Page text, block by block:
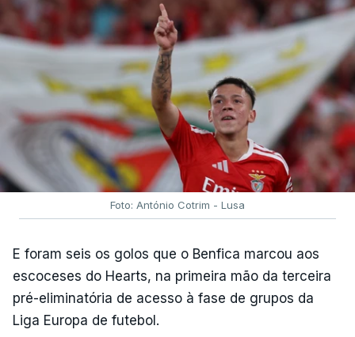
Foto: António Cotrim - Lusa
E foram seis os golos que o Benfica marcou aos
escoceses do Hearts, na primeira mão da terceira
pré-eliminatória de acesso à fase de grupos da
Liga Europa de futebol.